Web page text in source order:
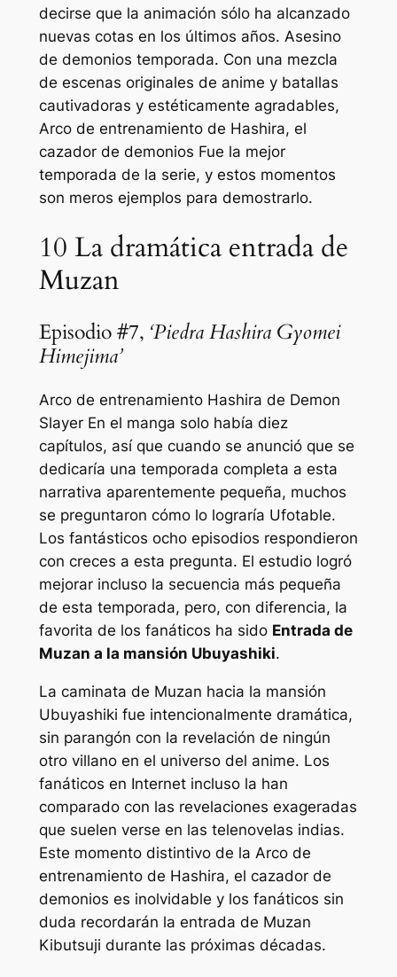
decirse que la animación sólo ha alcanzado
nuevas cotas en los últimos años. Asesino
de demonios temporada. Con una mezcla
de escenas originales de anime y batallas
cautivadoras y estéticamente agradables,
Arco de entrenamiento de Hashira, el
cazador de demonios Fue la mejor
temporada de la serie, y estos momentos
son meros ejemplos para demostrarlo.
10 La dramática entrada de
Muzan
Episodio #7, ‘Piedra Hashira Gyomei
Himejima’
Arco de entrenamiento Hashira de Demon
SlayerEn el manga solo había diez
capítulos, así que cuando se anunció que se
dedicaría una temporada completa a esta
narrativa aparentemente pequeña, muchos
se preguntaron cómo lo lograría Ufotable.
Los fantásticos ocho episodios respondieron
con creces a esta pregunta. El estudio logró
mejorar incluso la secuencia más pequeña
de esta temporada, pero, con diferencia, la
favorita de los fanáticos ha sido Entrada de
Muzan a la mansión Ubuyashiki.
La caminata de Muzan hacia la mansión
Ubuyashiki fue intencionalmente dramática,
sin parangón con la revelación de ningún
otro villano en el universo del anime. Los
fanáticos en Internet incluso la han
comparado con las revelaciones exageradas
que suelen verse en las telenovelas indias.
Este momento distintivo de la Arco de
entrenamiento de Hashira, el cazador de
demonios es inolvidable y los fanáticos sin
duda recordarán la entrada de Muzan
Kibutsuji durante las próximas décadas.